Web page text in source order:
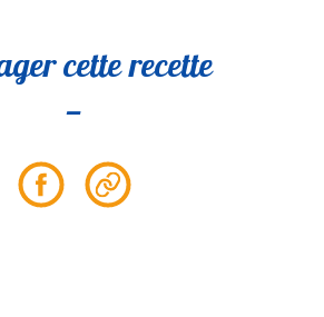
cette recette
Partager
sur
Partager
le